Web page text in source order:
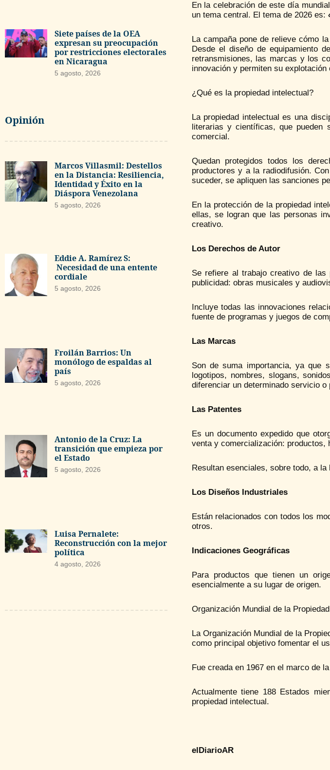
Siete países de la OEA
expresan su preocupación
por restricciones electorales
en Nicaragua
5 agosto, 2026
Opinión
Marcos Villasmil: Destellos
en la Distancia: Resiliencia,
Identidad y Éxito en la
Diáspora Venezolana
5 agosto, 2026
Eddie A. Ramírez S:
Necesidad de una entente
cordiale
5 agosto, 2026
Froilán Barrios: Un
monólogo de espaldas al
país
5 agosto, 2026
Antonio de la Cruz: La
transición que empieza por
el Estado
5 agosto, 2026
Luisa Pernalete:
Reconstrucción con la mejor
política
4 agosto, 2026
En la celebración de este día
un tema central. El tema de 2026 es:
La campaña pone de relieve cómo
Desde el diseño de equipamiento
retransmisiones, las marcas y los
innovación y permiten su explotación
¿Qué es la propiedad intelectual?
La propiedad intelectual es una
literarias y científicas, que pueden
comercial.
Quedan protegidos todos los
productores y a la radiodifusión.
suceder, se apliquen las sanciones
En la protección de la propiedad
ellas, se logran que las personas
creativo.
Los Derechos de Autor
Se refiere al trabajo creativo de
publicidad: obras musicales y
Incluye todas las innovaciones
fuente de programas y juegos de
Las Marcas
Son de suma importancia, ya que
logotipos, nombres, slogans,
diferenciar un determinado servicio o
Las Patentes
Es un documento expedido que
venta y comercialización: productos,
Resultan esenciales, sobre todo, a
Los Diseños Industriales
Están relacionados con todos los
otros.
Indicaciones Geográficas
Para productos que tienen un
esencialmente a su lugar de origen.
Organización Mundial de la
La Organización Mundial de la
como principal objetivo fomentar el
Fue creada en 1967 en el marco de
Actualmente tiene 188 Estados
propiedad intelectual.
elDiarioAR